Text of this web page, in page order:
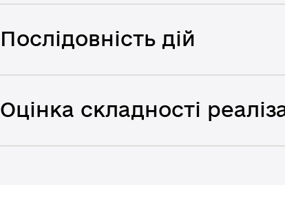
Послідовність дій
Оцінка складності